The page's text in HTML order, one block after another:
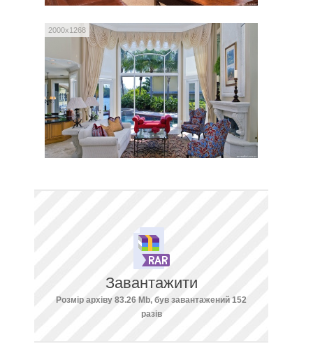
2000x1268
Завантажити
Розмір архіву 83.26 Mb, був завантажений 152
разів